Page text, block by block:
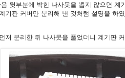
윗부분에 박힌 나사못을 뽑지 않으면 계
기판 커버만 분리해 낸 것처럼 설명을 하
저 분리한 뒤 나사못을 풀었더니 계기판